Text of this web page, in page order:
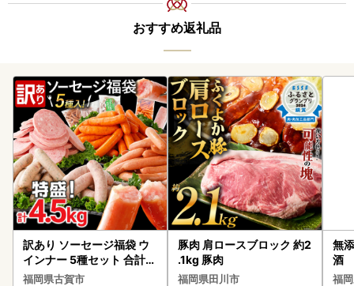
おすすめ返礼品
訳あり ソーセージ福袋 ウ
インナー 5種セット 合計4.
5kg ソーセージ
福岡県古賀市
豚肉 肩ロースブロック 約2
.1kg 豚肉
福岡県田川市
無
酒
福